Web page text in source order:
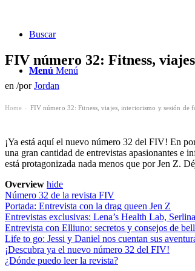
Buscar
Menú Menú
FIV número 32: Fitness,
en /porJordan
Home FIV número 32: Fitness, viajes, interiorismo y sesión de
¡Ya está aquí el nuevo número 32 del FIV! En
una gran cantidad de entrevistas apasionantes
está protagonizada nada menos que por Jen Z.
Overview hide
Número 32 de la revista FIV
Portada: Entrevista con la drag queen Jen Z
Entrevistas exclusivas: Lena’s Health Lab,
Entrevista con Elliuno: secretos y consejos de
Life to go: Jessi y Daniel nos cuentan sus
¡Descubra ya el nuevo número 32 del FIV!
¿Dónde puedo leer la revista?